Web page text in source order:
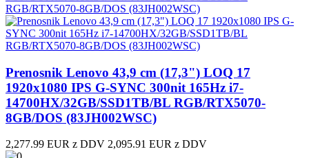
Prenosnik Lenovo 43,9 cm (17,3") LOQ 17
1920x1080 IPS G-SYNC 300nit 165Hz i7-
14700HX/32GB/SSD1TB/BL RGB/RTX5070-
8GB/DOS (83JH002WSC)
2,277.99 EUR z DDV 2,095.91 EUR z DDV